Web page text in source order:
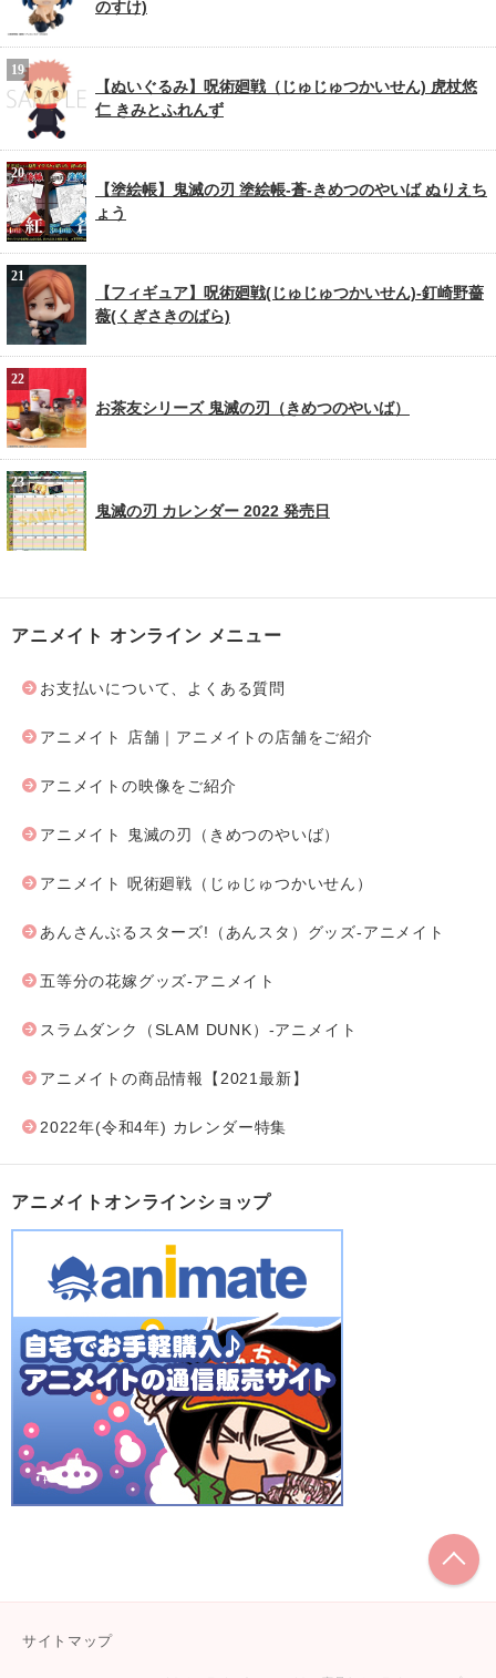
のすけ)
【ぬいぐるみ】呪術廻戦（じゅじゅつかいせん) 虎杖悠
仁 きみとふれんず
【塗絵帳】鬼滅の刃 塗絵帳-蒼-きめつのやいば ぬりえち
ょう
【フィギュア】呪術廻戦(じゅじゅつかいせん)-釘崎野薔
薇(くぎさきのばら)
お茶友シリーズ 鬼滅の刃（きめつのやいば）
鬼滅の刃 カレンダー 2022 発売日
アニメイト オンライン メニュー
お支払いについて、よくある質問
アニメイト 店舗｜アニメイトの店舗をご紹介
アニメイトの映像をご紹介
アニメイト 鬼滅の刃（きめつのやいば）
アニメイト 呪術廻戦（じゅじゅつかいせん）
あんさんぶるスターズ!（あんスタ）グッズ-アニメイト
五等分の花嫁グッズ-アニメイト
スラムダンク（SLAM DUNK）-アニメイト
アニメイトの商品情報【2021最新】
2022年(令和4年) カレンダー特集
アニメイトオンラインショップ
サイトマップ